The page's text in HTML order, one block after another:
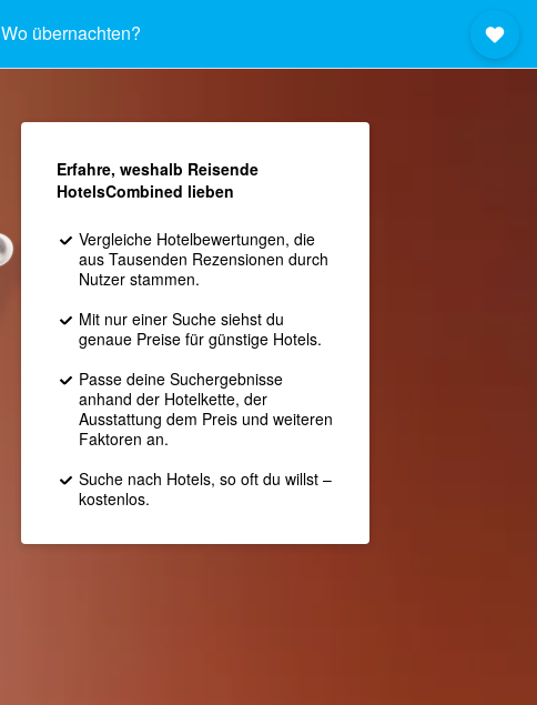
Wo übernachten?
Erfahre, weshalb Reisende
HotelsCombined lieben
Vergleiche Hotelbewertungen, die
aus Tausenden Rezensionen durch
Nutzer stammen.
Mit nur einer Suche siehst du
genaue Preise für günstige Hotels.
Passe deine Suchergebnisse
anhand der Hotelkette, der
Ausstattung dem Preis und weiteren
Faktoren an.
Suche nach Hotels, so oft du willst –
kostenlos.